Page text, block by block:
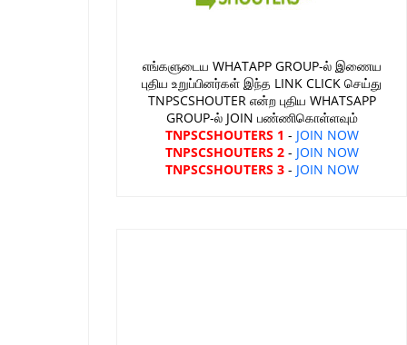
எங்களுடைய WHATAPP GROUP-ல் இணைய
புதிய உறுப்பினர்கள் இந்த LINK CLICK செய்து
TNPSCSHOUTER என்ற புதிய WHATSAPP
GROUP-ல் JOIN பண்ணிகொள்ளவும்
TNPSCSHOUTERS 1 - JOIN NOW
TNPSCSHOUTERS 2- JOIN NOW
TNPSCSHOUTERS 3- JOIN NOW